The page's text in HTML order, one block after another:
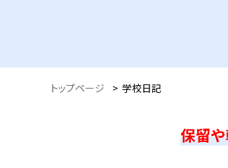
トップページ > 学校日記
保留